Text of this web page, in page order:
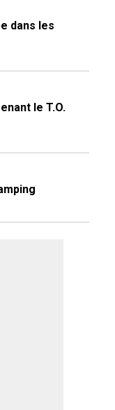
dans les
le T.O.